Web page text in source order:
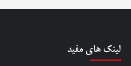
لینک های مفید